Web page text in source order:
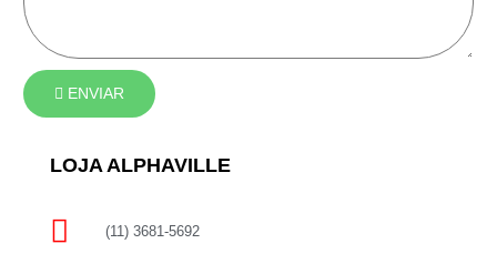
ENVIAR
LOJA ALPHAVILLE
(11) 3681-5692